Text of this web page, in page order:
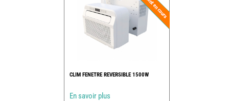
CLIM FENETRE REVERSIBLE 1500W
En savoir plus